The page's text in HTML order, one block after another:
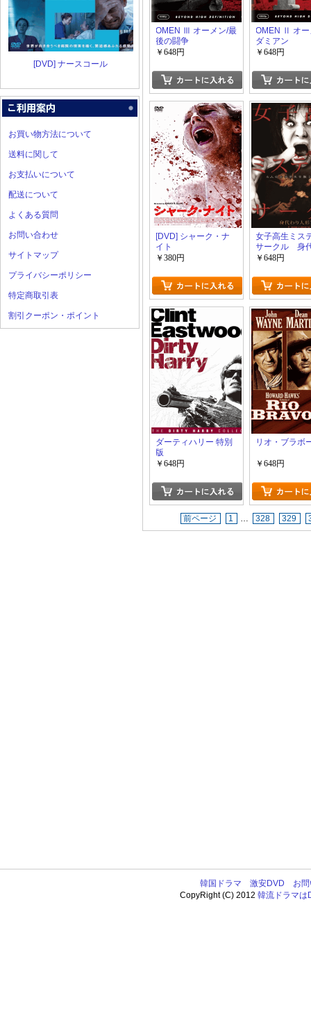
[DVD] ナースコール
お買い物方法について
送料に関して
お支払いについて
配送について
よくある質問
お問い合わせ
サイトマップ
プライバシーポリシー
特定商取引表
割引クーポン・ポイント
OMEN Ⅲ オーメン/最
後の闘争
￥648円
OMEN Ⅱ オー
ダミアン
￥648円
[DVD] シャーク・ナ
イト
￥380円
女子高生ミス
サークル 身
形アリア
￥648円
ダーティハリー 特別
版
￥648円
リオ・ブラボ
￥648円
前ページ 1 … 328 329
韓国ドラマ 激安DVD
お
CopyRight (C) 2012韓流ドラマは